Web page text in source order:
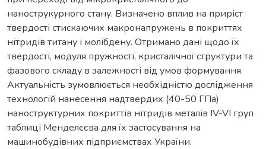
нанострукурного стану. Визначено вплив на приріст
твердості стискаючих макронапружень в покриттях
нітридів титану і молібдену. Отримано дані щодо їх
твердості, модуля пружності, кристалічної структури та
фазового складу в залежності від умов формування.
Актуальність зумовлюється необхідністю дослідження
технологій нанесення надтвердих (40-50 ГПа)
наноструктурних покриттів нітридів металів ІV-VІ груп
таблиці Менделєєва для їх застосування на
машинобудівних підприємствах України.